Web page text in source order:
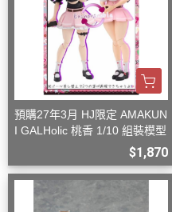
預購27年3月 HJ限定 AMAKUN
I GALHolic 桃香 1/10 組裝模型
$1,870